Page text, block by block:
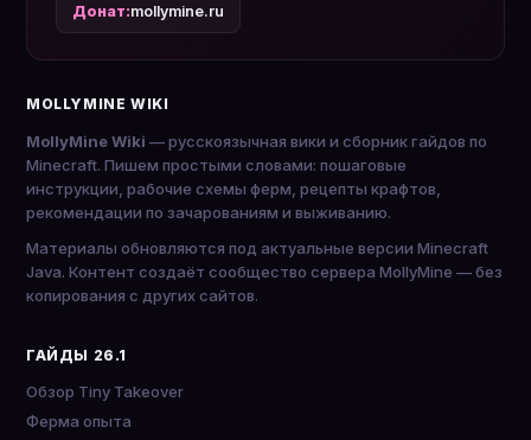
Донат:mollymine.ru
MOLLYMINE WIKI
MollyMine Wiki — русскоязычная вики и сборник гайдов по
Minecraft. Пишем простыми словами: пошаговые
инструкции, рабочие схемы ферм, рецепты крафтов,
рекомендации по зачарованиям и выживанию.
Материалы обновляются под актуальные версии Minecraft
Java. Контент создаёт сообщество сервера MollyMine — без
копирования с других сайтов.
ГАЙДЫ 26.1
Обзор Tiny Takeover
Ферма опыта